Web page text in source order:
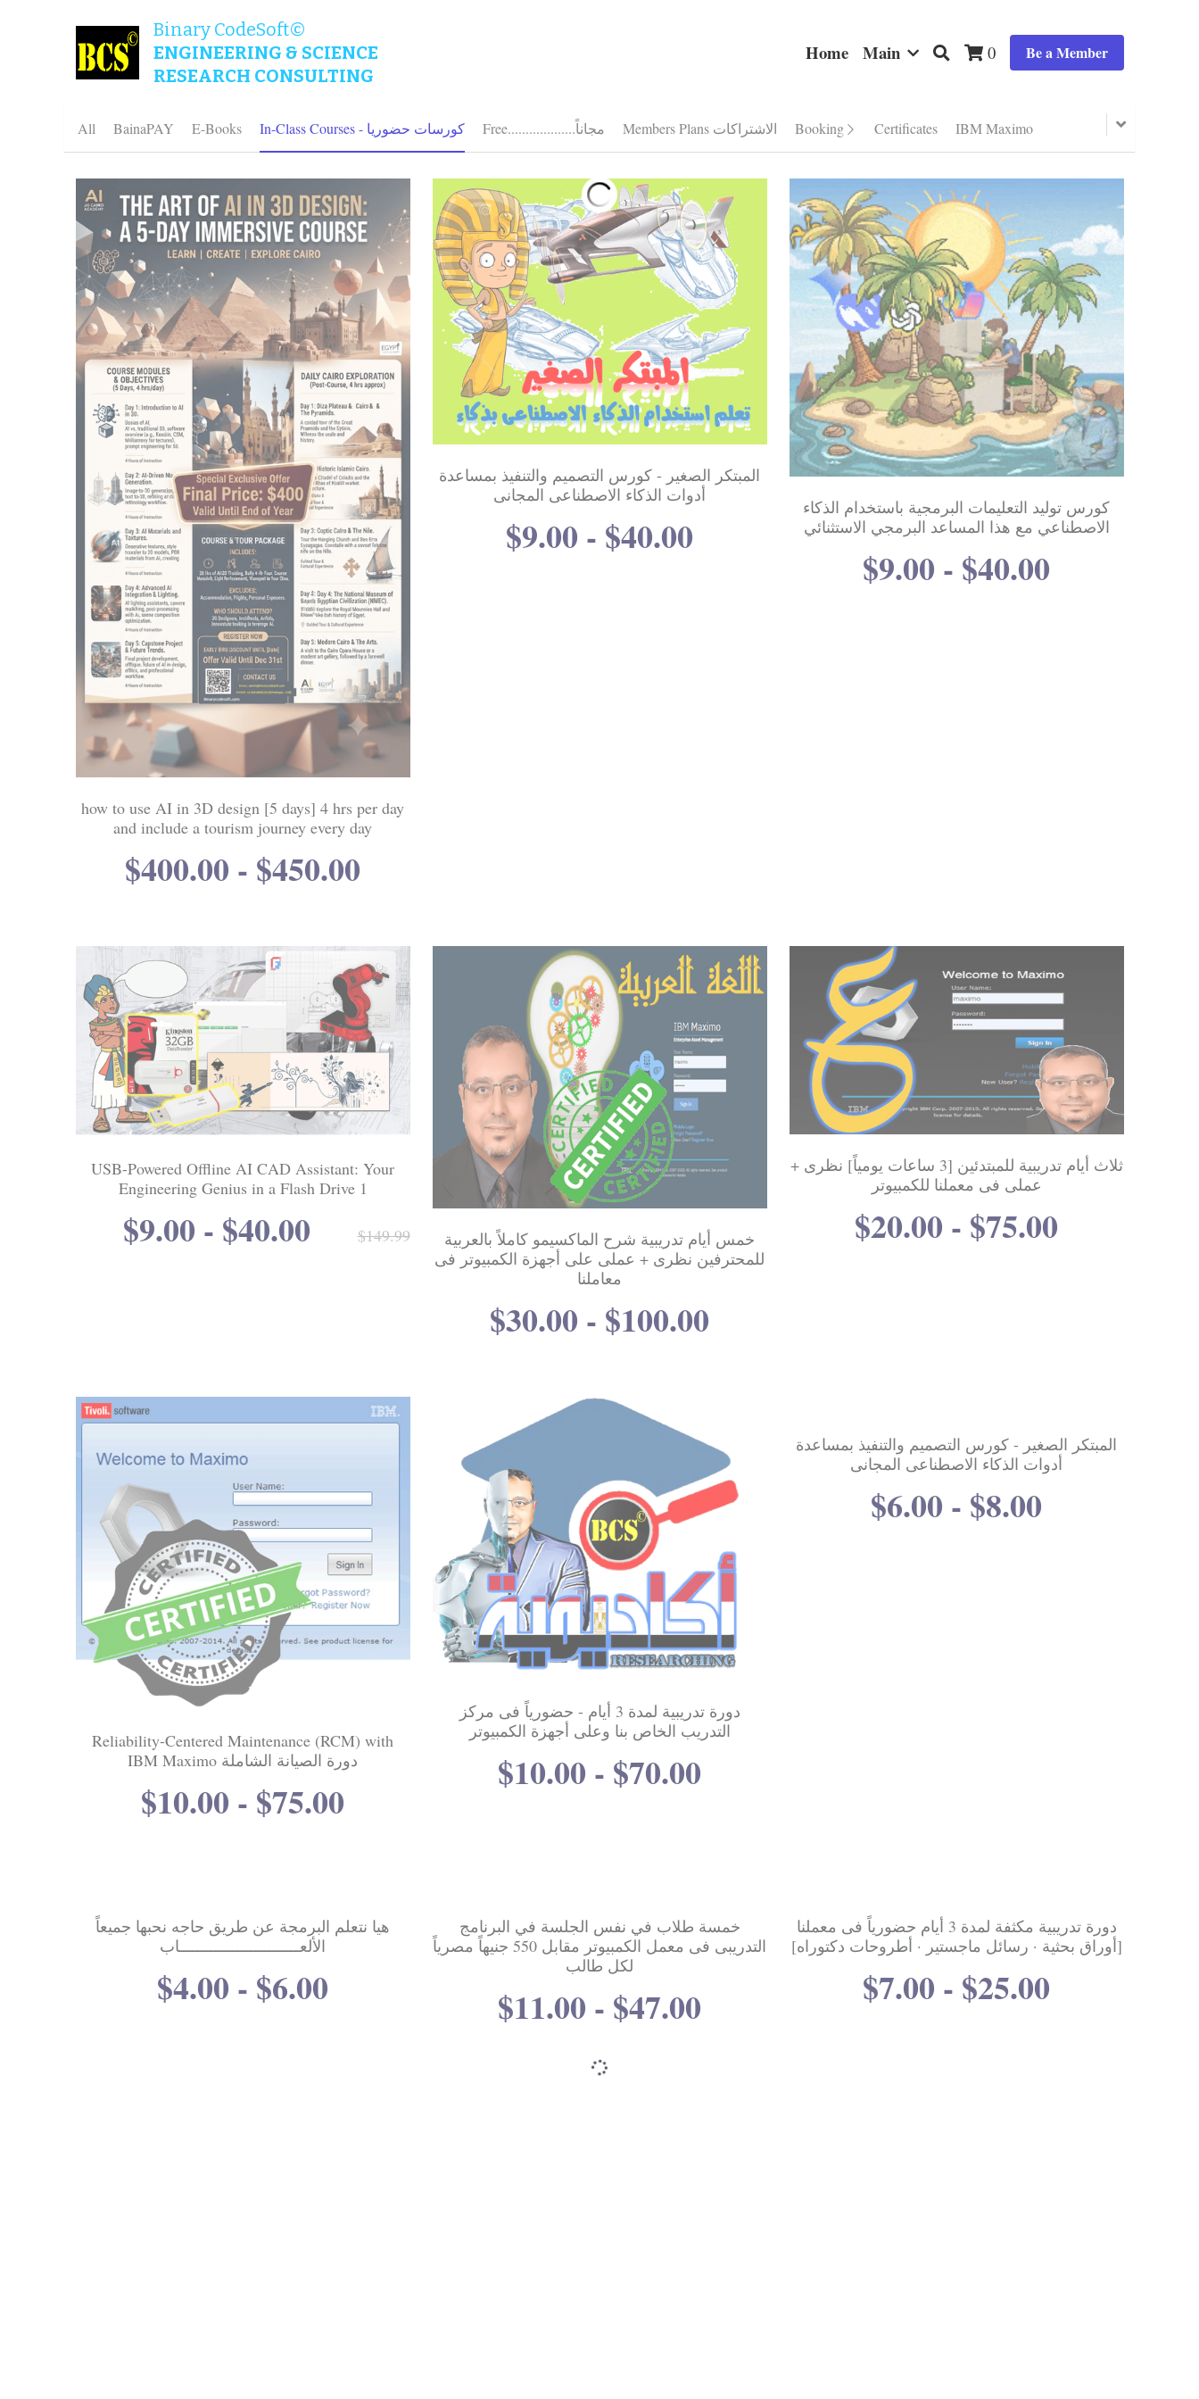
Binary CodeSoft©
ENGINEERING & SCIENCE
RESEARCH CONSULTING
Home Main 0 Be a Member
All BainaPAY E-Books In-Class Courses - كورسات حضوريا Free...................مجاناً Members Plans الاشتراكات Booking Certificates IBM Maximo
how to use AI in 3D design [5 days] 4 hrs per day
and include a tourism journey every day
$400.00 - $450.00
المبتكر الصغير - كورس التصميم والتنفيذ بمساعدة
أدوات الذكاء الاصطناعى المجانى
$9.00 - $40.00
كورس توليد التعليمات البرمجية باستخدام الذكاء
الاصطناعي مع هذا المساعد البرمجي الاستثنائي
$9.00 - $40.00
USB-Powered Offline AI CAD Assistant: Your
Engineering Genius in a Flash Drive 1
$9.00 - $40.00 $149.99
خمس أيام تدريبية شرح الماكسيمو كاملاً بالعربية
للمحترفين نظرى + عملى على أجهزة الكمبيوتر فى
معاملنا
$30.00 - $100.00
ثلاث أيام تدريبية للمبتدئين [3 ساعات يومياً] نظرى +
عملى فى معملنا للكمبيوتر
$20.00 - $75.00
Reliability-Centered Maintenance (RCM) with
IBM Maximo دورة الصيانة الشاملة
$10.00 - $75.00
دورة تدريبية لمدة 3 أيام - حضورياً فى مركز
التدريب الخاص بنا وعلى أجهزة الكمبيوتر
$10.00 - $70.00